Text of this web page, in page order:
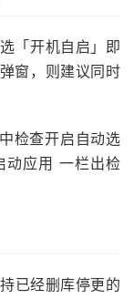
「开机自启」即
窗，则建议同时
检查开启自动选
动应用 一栏出检
已经删库停更的